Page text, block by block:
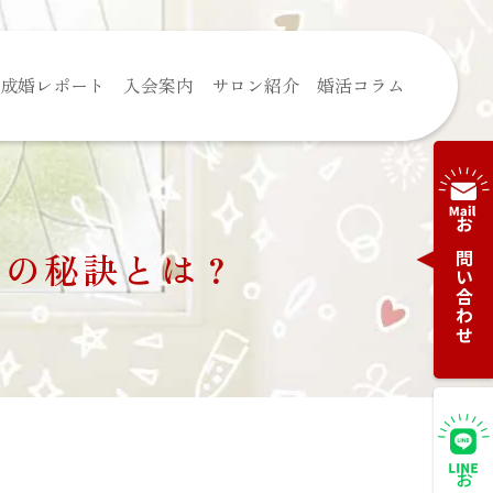
婚レポート 入会案内 サロン紹介 婚活コラム
秘訣とは？ お問い合わせ